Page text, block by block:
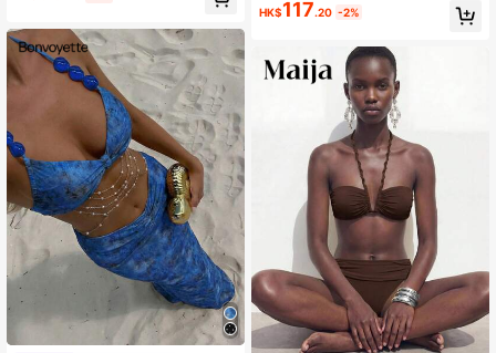
装
HK$117.20 -2%